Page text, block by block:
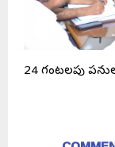
24 గంటలలోపు